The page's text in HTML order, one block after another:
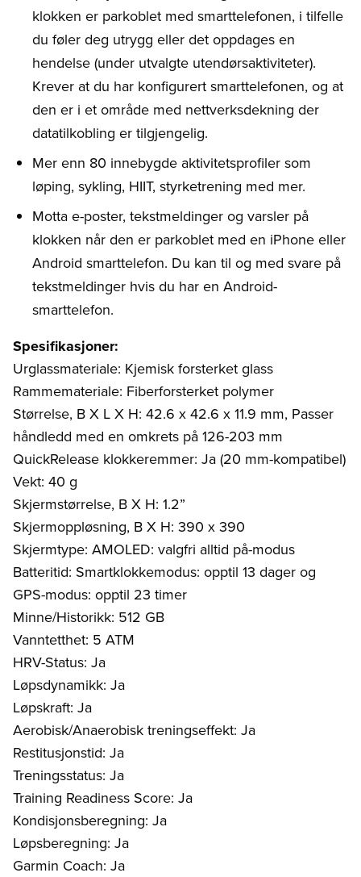
klokken er parkoblet med smarttelefonen, i tilfelle
du føler deg utrygg eller det oppdages en
hendelse (under utvalgte utendørsaktiviteter).
Krever at du har konfigurert smarttelefonen, og at
den er i et område med nettverksdekning der
datatilkobling er tilgjengelig.
Mer enn 80 innebygde aktivitetsprofiler som
løping, sykling, HIIT, styrketrening med mer.
Motta e-poster, tekstmeldinger og varsler på
klokken når den er parkoblet med en iPhone eller
Android smarttelefon. Du kan til og med svare på
tekstmeldinger hvis du har en Android-
smarttelefon.
Spesifikasjoner:
Urglassmateriale: Kjemisk forsterket glass
Rammemateriale: Fiberforsterket polymer
Størrelse, B X L X H: 42.6 x 42.6 x 11.9 mm, Passer
håndledd med en omkrets på 126-203 mm
QuickRelease klokkeremmer: Ja (20 mm-kompatibel)
Vekt: 40 g
Skjermstørrelse, B X H: 1.2”
Skjermoppløsning, B X H: 390 x 390
Skjermtype: AMOLED: valgfri alltid på-modus
Batteritid: Smartklokkemodus: opptil 13 dager og
GPS-modus: opptil 23 timer
Minne/Historikk: 512 GB
Vanntetthet: 5 ATM
HRV-Status: Ja
Løpsdynamikk: Ja
Løpskraft: Ja
Aerobisk/Anaerobisk treningseffekt: Ja
Restitusjonstid: Ja
Treningsstatus: Ja
Training Readiness Score: Ja
Kondisjonsberegning: Ja
Løpsberegning: Ja
Garmin Coach: Ja